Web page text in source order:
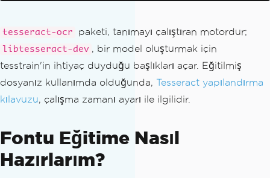
tesseract-ocr paketi, tanımayı çalıştıran motordur;
libtesseract-dev , bir model oluşturmak için
tesstrain'in ihtiyaç duyduğu başlıkları açar. Eğitilmiş
dosyanız kullanımda olduğunda, Tesseract yapılandırma
kılavuzu, çalışma zamanı ayarı ile ilgilidir.
Fontu Eğitime Nasıl
Hazırlarım?